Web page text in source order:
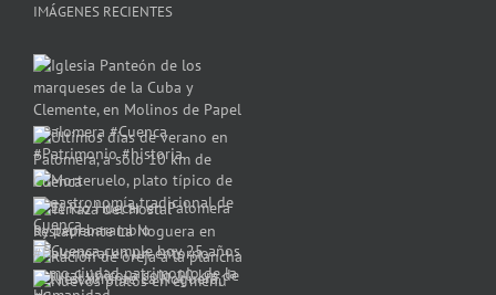
IMÁGENES RECIENTES